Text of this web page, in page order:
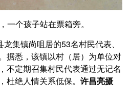
个孩子站在票箱旁。
镇尚咀居的53名村民代表、
据悉，该镇以村（居）为单位对
不定期召集村民代表通过无记名
绝人情关系低保。 许昌亮摄